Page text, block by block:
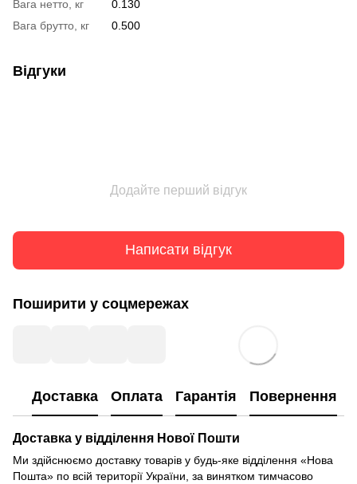
Вага нетто, кг
0.130
Вага брутто, кг
0.500
Відгуки
Додайте перший відгук
Написати відгук
Поширити у соцмережах
Доставка Оплата Гарантія Повернення
Доставка у відділення Нової Пошти
Ми здійснюємо доставку товарів у будь-яке відділення «Нова
Пошта» по всій території України, за винятком тимчасово